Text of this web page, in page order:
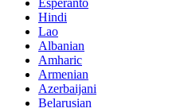
Esperanto
Hindi
Lao
Albanian
Amharic
Armenian
Azerbaijani
Belarusian